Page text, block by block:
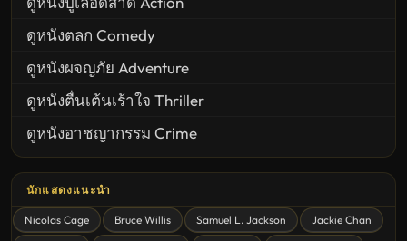
ดูหนังตลก Comedy
ดูหนังผจญภัย Adventure
ดูหนังตื่นเต้นเร้าใจ Thriller
ดูหนังอาชญากรรม Crime
ดูหนังสยองขวัญ Horror
ดูหนังโรแมนติก Romance
นักแสดงแนะนำ
Nicolas Cage Bruce Willis Samuel L. Jackson
Jackie Chan